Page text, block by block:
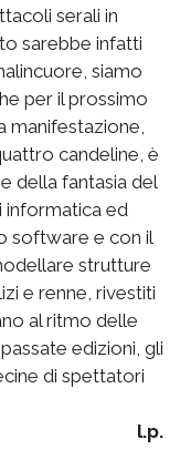
serali in
sarebbe infatti
siamo
per il prossimo
manifestazione,
candeline, è
della fantasia del
informatica ed
software e con il
strutture
e renne, rivestiti
al ritmo delle
edizioni, gli
di spettatori
l.p.